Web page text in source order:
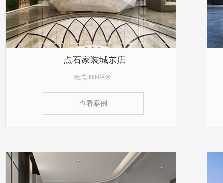
点石家装城东店
欧式|3000平米
查看案例